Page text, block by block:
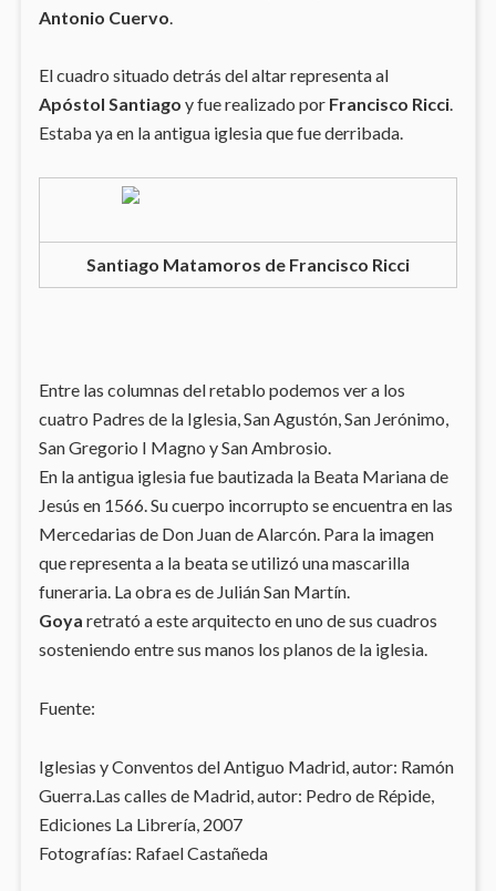
Antonio Cuervo
El cuadro situado detrás del altar representa al
Apóstol Santiago y fue realizado por Francisco Ricci.
Estaba ya en la antigua iglesia que fue derribada.
Santiago Matamoros de Francisco Ricci
Entre las columnas del retablo podemos ver a los
cuatro Padres de la Iglesia, San Agustón, San Jerónimo,
San Gregorio I Magno y San Ambrosio.
En la antigua iglesia fue bautizada la Beata Mariana de
Jesús en 1566. Su cuerpo incorrupto se encuentra en las
Mercedarias de Don Juan de Alarcón. Para la imagen
que representa a la beata se utilizó una mascarilla
funeraria. La obra es de Julián San Martín.
Goya retrató a este arquitecto en uno de sus cuadros
sosteniendo entre sus manos los planos de la iglesia.
Fuente:
Iglesias y Conventos del Antiguo Madrid, autor: Ramón
Guerra.Las calles de Madrid, autor: Pedro de Répide,
Ediciones La Librería, 2007
Fotografías: Rafael Castañeda